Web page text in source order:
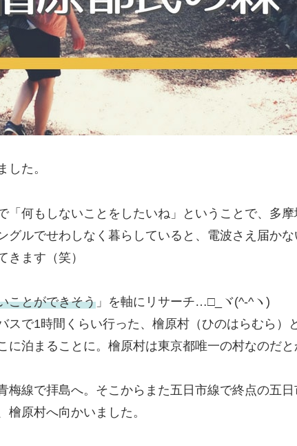
した。
「何もしないことをしたいね」ということで、多摩
グルでせわしなく暮らしていると、電波さえ届か
きます（笑）
ことができそう 」を軸にリサーチ…□_ヾ(^-^ヽ)
スで1時間くらい行った、檜原村（ひのはらむら）
に泊まることに。 檜原村は東京都唯一の村なのだと
梅線で拝島へ。そこからまた五日市線で終点の五日
檜原村へ向かいました。